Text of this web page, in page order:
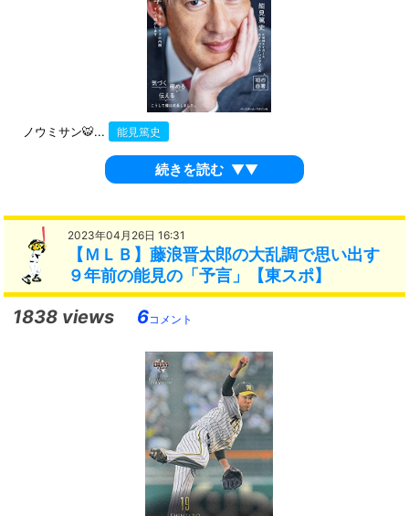
ノウミサン🐯... 能見篤史
続きを読む ▼▼
2023年04月26日 16:31
【ＭＬＢ】藤浪晋太郎の大乱調で思い出す
９年前の能見の「予言」【東スポ】
1838 views 6コメント